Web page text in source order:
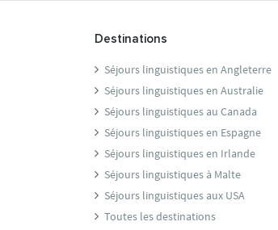
Destinations
Séjours linguistiques en Angleterre
Séjours linguistiques en Australie
Séjours linguistiques au Canada
Séjours linguistiques en Espagne
Séjours linguistiques en Irlande
Séjours linguistiques à Malte
Séjours linguistiques aux USA
Toutes les destinations